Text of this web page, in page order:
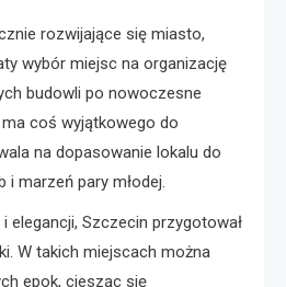
rozwijające się miasto,
wybór miejsc na organizację
budowli po nowoczesne
coś wyjątkowego do
na dopasowanie lokalu do
i marzeń pary młodej.
elegancji, Szczecin przygotował
W takich miejscach można
epok, ciesząc się